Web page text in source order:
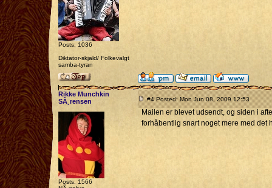
Posts: 1036
Diktator-skjald/ Folkevalgt
samba-tyran
Rikke Munchkin
SÃ¸rensen
Posts: 1566
#4 Posted: Mon Jun 08, 2009 12:53
Mailen er blevet udsendt, og siden i
forhåbentlig snart noget mere med det